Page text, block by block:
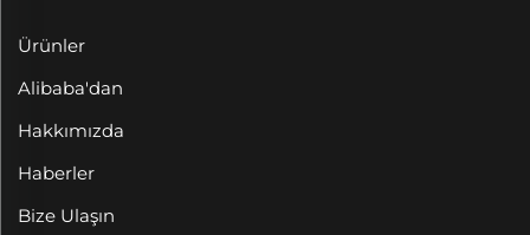
Ürünler
Alibaba'dan
Hakkımızda
Haberler
Bize Ulaşın